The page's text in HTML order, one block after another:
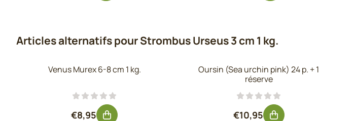
Articles alternatifs pourStrombus Urseus 3 cm 1 kg.
Venus Murex 6-8 cm 1 kg.
Prix: 8,95, hors TVA : 7,40
€8,95
Oursin (Sea urchin pink) 24 p. + 1
réserve
Prix: 10,95, hors TVA : 9,05
€10,95